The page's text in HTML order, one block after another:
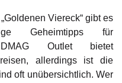
Viereck“ gibt es
Geheimtipps für
Outlet bietet
allerdings ist die
oft unübersichtlich. Wer